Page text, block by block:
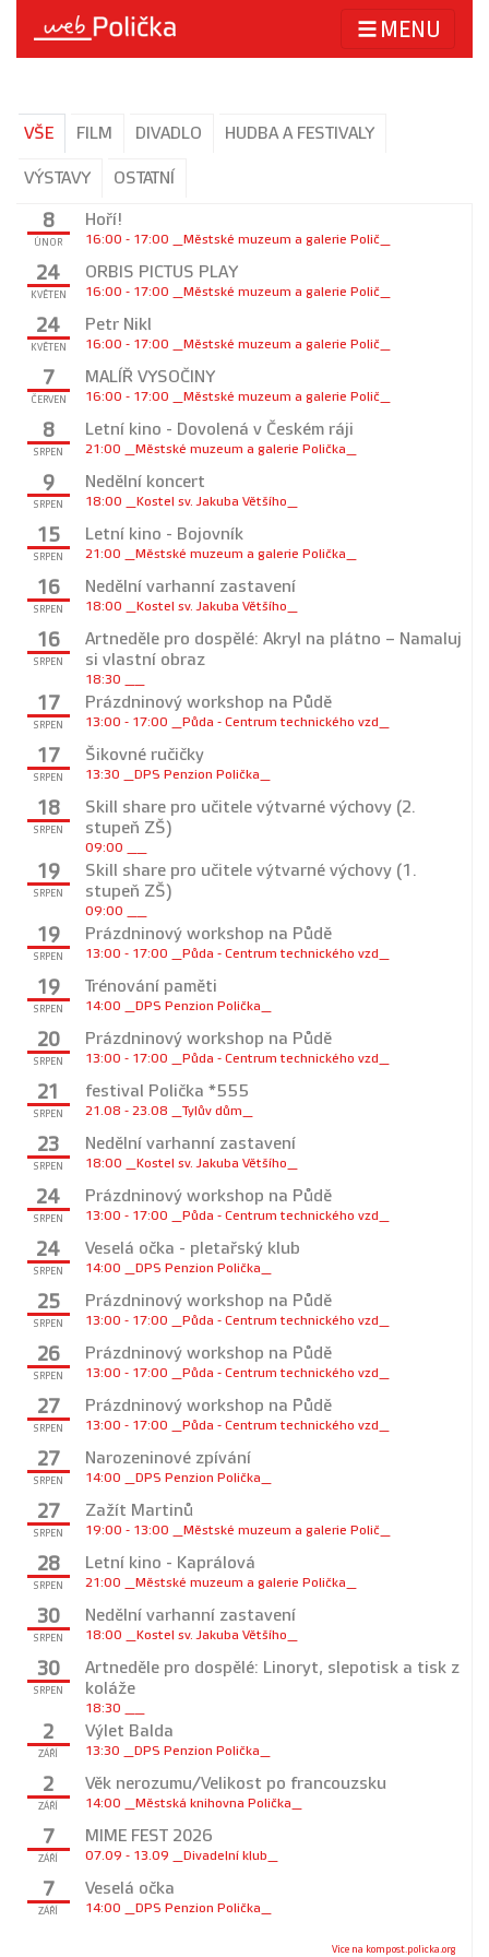
MENU
VŠE FILM DIVADLO HUDBA A FESTIVALY
VÝSTAVY OSTATNÍ
8
ÚNOR
Hoří!
16:00 - 17:00 _Městské muzeum a galerie Polič_
24
KVĚTEN
ORBIS PICTUS PLAY
16:00 - 17:00 _Městské muzeum a galerie Polič_
24
KVĚTEN
Petr Nikl
16:00 - 17:00 _Městské muzeum a galerie Polič_
7
ČERVEN
MALÍŘ VYSOČINY
16:00 - 17:00 _Městské muzeum a galerie Polič_
8
SRPEN
Letní kino - Dovolená v Českém ráji
21:00 _Městské muzeum a galerie Polička_
9
SRPEN
Nedělní koncert
18:00 _Kostel sv. Jakuba Většího_
15
SRPEN
Letní kino - Bojovník
21:00 _Městské muzeum a galerie Polička_
16
SRPEN
Nedělní varhanní zastavení
18:00 _Kostel sv. Jakuba Většího_
16
SRPEN
Artneděle pro dospělé: Akryl na plátno – Namaluj
si vlastní obraz
18:30 __
17
SRPEN
Prázdninový workshop na Půdě
13:00 - 17:00 _Půda - Centrum technického vzd_
17
SRPEN
Šikovné ručičky
13:30 _DPS Penzion Polička_
18
SRPEN
Skill share pro učitele výtvarné výchovy (2.
stupeň ZŠ)
09:00 __
19
SRPEN
Skill share pro učitele výtvarné výchovy (1.
stupeň ZŠ)
09:00 __
19
SRPEN
Prázdninový workshop na Půdě
13:00 - 17:00 _Půda - Centrum technického vzd_
19
SRPEN
Trénování paměti
14:00 _DPS Penzion Polička_
20
SRPEN
Prázdninový workshop na Půdě
13:00 - 17:00 _Půda - Centrum technického vzd_
21
SRPEN
festival Polička *555
21.08 - 23.08 _Tylův dům_
23
SRPEN
Nedělní varhanní zastavení
18:00 _Kostel sv. Jakuba Většího_
24
SRPEN
Prázdninový workshop na Půdě
13:00 - 17:00 _Půda - Centrum technického vzd_
24
SRPEN
Veselá očka - pletařský klub
14:00 _DPS Penzion Polička_
25
SRPEN
Prázdninový workshop na Půdě
13:00 - 17:00 _Půda - Centrum technického vzd_
26
SRPEN
Prázdninový workshop na Půdě
13:00 - 17:00 _Půda - Centrum technického vzd_
27
SRPEN
Prázdninový workshop na Půdě
13:00 - 17:00 _Půda - Centrum technického vzd_
27
SRPEN
Narozeninové zpívání
14:00 _DPS Penzion Polička_
27
SRPEN
Zažít Martinů
19:00 - 13:00 _Městské muzeum a galerie Polič_
28
SRPEN
Letní kino - Kaprálová
21:00 _Městské muzeum a galerie Polička_
30
SRPEN
Nedělní varhanní zastavení
18:00 _Kostel sv. Jakuba Většího_
30
SRPEN
Artneděle pro dospělé: Linoryt, slepotisk a tisk z
koláže
18:30 __
2
ZÁŘÍ
Výlet Balda
13:30 _DPS Penzion Polička_
2
ZÁŘÍ
Věk nerozumu/Velikost po francouzsku
14:00 _Městská knihovna Polička_
7
ZÁŘÍ
MIME FEST 2026
07.09 - 13.09 _Divadelní klub_
7
ZÁŘÍ
Veselá očka
14:00 _DPS Penzion Polička_
Více na kompost.policka.org